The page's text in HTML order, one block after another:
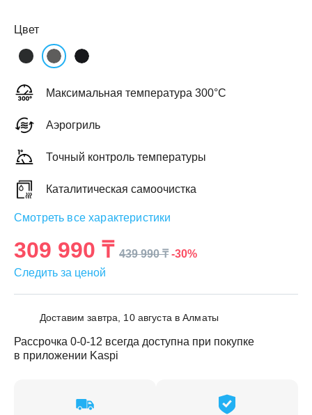
на товары
ГОТОВЫЕ
Цвет
Максимальная температура 300°C
Аэрогриль
Точный контроль температуры
Каталитическая самоочистка
Смотреть все характеристики
309 990 ₸ 439 990 ₸ -30%
Следить за ценой
Доставим завтра, 10 августа в Алматы
Рассрочка 0-0-12 всегда доступна при покупке
в приложении Kaspi